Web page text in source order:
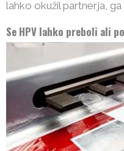
lahko okužil partnerja, ga
Se HPV lahko preboli ali